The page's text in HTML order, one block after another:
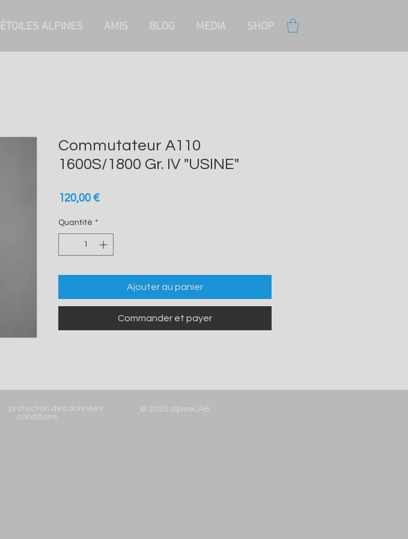
ÉTOILES ALPINES AMIS BLOG MEDIA SHOP
Commutateur A110
1600S/1800 Gr. IV "USINE"
120,00 €
Quantité *
Ajouter au panier
Commander et payer
protection des données
conditions
© 2025 alpineLAB